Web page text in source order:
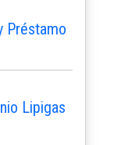
Préstamo
Lipigas